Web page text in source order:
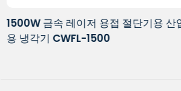
1500W 금속 레이저 용접 절단기용 산업
용 냉각기 CWFL-1500